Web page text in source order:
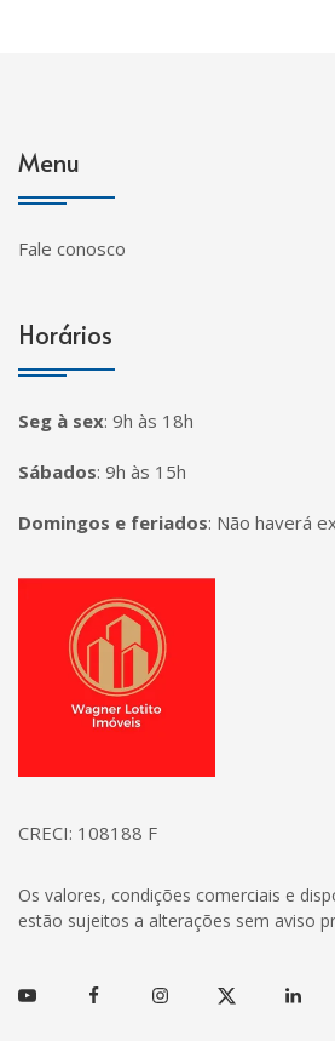
Menu
Fale conosco
Horários
Seg à sex: 9h às 18h
Sábados: 9h às 15h
Domingos e feriados: Não haverá
Página inicial
CRECI: 108188 F
Os valores, condições comerciais e
estão sujeitos a alterações sem aviso
Youtube FacebookInstagramTwitter